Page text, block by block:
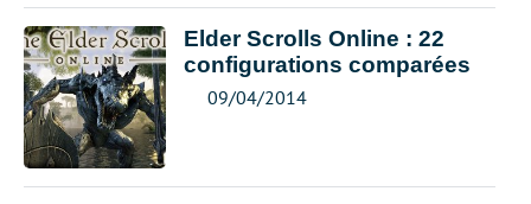
Elder Scrolls Online : 22
configurations comparées
09/04/2014